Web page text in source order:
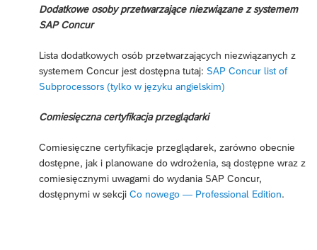
Dodatkowe osoby przetwarzające niezwiązane z systemem
SAP Concur
Lista dodatkowych osób przetwarzających niezwiązanych z
systemem Concur jest dostępna tutaj: SAP Concur list of
Subprocessors (tylko w języku angielskim)
Comiesięczna certyfikacja przeglądarki
Comiesięczne certyfikacje przeglądarek, zarówno obecnie
dostępne, jak i planowane do wdrożenia, są dostępne wraz z
comiesięcznymi uwagami do wydania SAP Concur,
dostępnymi w sekcji Co nowego — Professional Edition.